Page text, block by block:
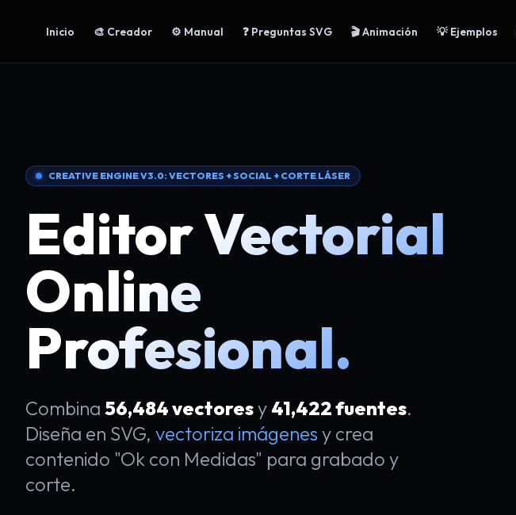
Inicio 🎨 Creador ⚙️ Manual ❓ Preguntas SVG 🎬 Animación 💡 Ejemplos
CREATIVE ENGINE V3.0: VECTORES + SOCIAL + CORTE LÁSER
Editor Vectorial
Online
Profesional.
Combina 56,484 vectoresy 41,422 fuentes.
Diseña en SVG, vectoriza imágenes y crea
contenido "Ok con Medidas" para grabado y
corte.